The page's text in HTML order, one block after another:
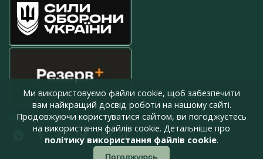
press@armyinform.com.ua
Ми використовуємо файли cookie, щоб забезпечити
вам найкращий досвід роботи на нашому сайті.
Продовжуючи користуватися сайтом, ви погоджуєтесь
на використання файлів cookie. Детальніше про
політику використання файлів cookie.
Погоджуюсь